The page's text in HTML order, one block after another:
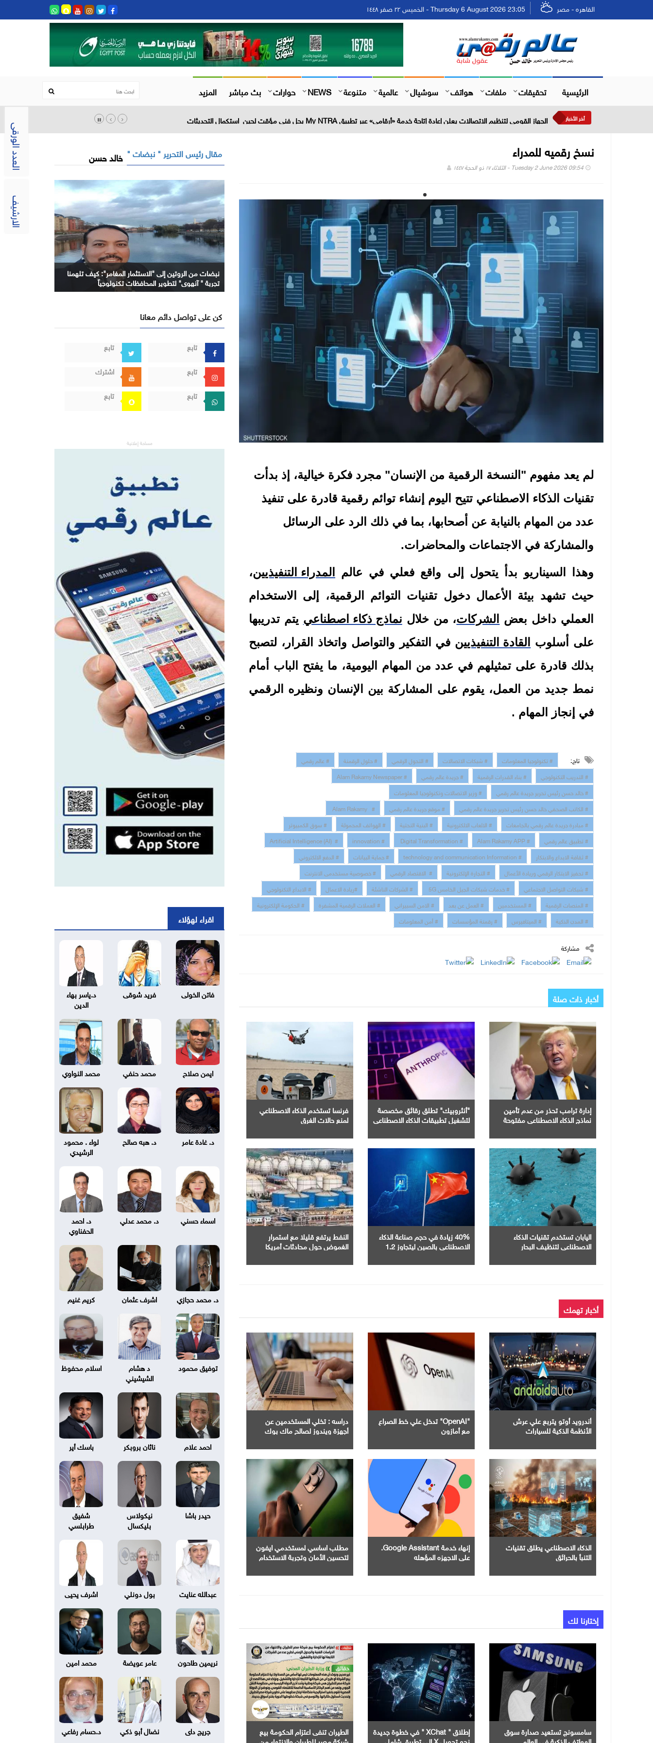
العدد الورقى
الارشيف
القاهره - مصر Thursday 6 August 2026 23:05 - الخميس ٢٢ صفر ١٤٤٨
الرئيسية تحقيقات ملفات هواتف سوشيال عالمية متنوعة NEWS حوارات بث مباشر المزيد
أخر الأخبار برجيل القابضة 757 مليون دولار نمو الإيرادات خلال النصف الأول من عام 2026
نسخ رقميه للمدراء
Tuesday 2 June 2026 09:54 - الثلاثاء ١٧ ذو الحجة ١٤٤٧
لم يعد مفهوم "النسخة الرقمية من الإنسان" مجرد فكرة خيالية، إذ بدأت
تقنيات الذكاء الاصطناعي تتيح اليوم إنشاء توائم رقمية قادرة على تنفيذ
عدد من المهام بالنيابة عن أصحابها، بما في ذلك الرد على الرسائل
والمشاركة في الاجتماعات والمحاضرات.
وهذا السيناريو بدأ يتحول إلى واقع فعلي في عالم المدراء التنفيذيين،
حيث تشهد بيئة الأعمال دخول تقنيات التوائم الرقمية، إلى الاستخدام
العملي داخل بعض
الشركات، من خلال نماذج ذكاء اصطناعي يتم تدريبها
على أسلوب
القادة التنفيذيين في التفكير والتواصل واتخاذ القرار، لتصبح
بذلك قادرة على تمثيلهم في عدد من المهام اليومية، ما يفتح الباب أمام
نمط جديد من العمل، يقوم على المشاركة بين الإنسان ونظيره الرقمي
في إنجاز المهام .
تاج: # تكنولوجيا المعلومات # شبكات الاتصالات # التحول الرقمي # حلول الرقمنة
# عالم رقمي
# التدريب التكنولوجي
# بناء القدرات الرقمية # جريدة عالم رقمي
# Alam Rakamy Newspaper
# خالد حسن رئيس تحرير جريدة عالم رقمي
# وزير الاتصالات وتكنولوجيا المعلومات
# الكاتب الصحفي خالد حسن رئيس تحرير جريدة عالم رقمي
# موقع جريدة عالم رقمي
# Alam Rakamy
# مبادرة جريدة عالم رقمي بالجامعات
# الالعاب الالكترونية # البنية التحتية # الهواتف المحمولة
# سوق الكمبيوتر
# تطبيق عالم رقمي
# Alam Rakamy APP
# Digital Transformation
# innovation
# Artificial Intelligence (AI)
# ثقافة الابداع والابتكار
# technology and communication Information # حماية البيانات
# الدفع الالكتروني
# تحفيز الابتكار الرقمي وريادة الأعمال
# التجارة الإلكترونية # الاقتصاد الرقمي
# خصوصية مستخدمى الانترنت
# شبكات التواصل الاجتماعي
# خدمات شبكات الجيل الخامس 5G # الشركات الناشئة #ريادة الاعمال
# الابداع التكنولوجي
# المنصات الرقمية
# المستخدمين # العمل عن بعد # الامن السبيراني # العملات الرقمية المشفرة
# الحكومة الإلكترونية
# المدن الذكية
# الميتافيرس # رقمنة المؤسسات # أمن المعلومات
مشاركة
أخبار ذات صلة
إدارة ترامب تحذر من عدم تأمين
نماذج الذكاء الاصطناعي مفتوحة
"أنثروبيك" تطلق رقائق مخصصة
لتشغيل تطبيقات الذكاء الاصطناعي
فرنسا تستخدم الذكاء الاصطناعي
لمنع حالات الغرق
اليابان تستخدم تقنيات الذكاء
الاصطناعي لتنظيف البحار
40% زيادة في حجم صناعة الذكاء
الاصطناعى بالصين ليتجاوز 1.2
النفط يرتفع قليلا مع استمرار
الغموض حول محادثات أمريكا
أخبار تهمك
أندرويد أوتو يتربع علي عرش
الأنظمة الذكية للسيارات
"OpenAI" تدخل علي خط الصراع
مع أمازون
دراسه : تخلي المستخدمين عن
أجهزة ويندوز لصالح ماك بوك
الذكاء الاصطناعي يطلق تقنيات
التنبأ بالحرائق
إنهاء خدمة Google Assistant.
علي الاجهزه المؤهله
مطلب اساسي لمستخدمي ايفون
لتحسين الأمان وتجربة الاستخدام
إختارنا لك
سامسونج تستعيد صدارة سوق إطلاق " XChat " في خطوة جديدة الطيران تنفى اعتزام الحكومة بيع
مقال رئيس التحرير " نبضات " خالد حسن
نبضات من الروتين إلى "الاستثمار المغامر": كيف تلهمنا
تجربة " آنهوي" لتطوير المحافظات تكنولوجياً
كن على تواصل دائم معانا
تابع
تابع
تابع
اشترك
تابع
تابع
مساحة إعلانية
اقراء لهؤلاء
فاتن الخولى فريد شوقى
د.ياسر بهاء
الدين
ايمن صلاح محمد حنفي محمد النواوي
د. غادة عامر د. هبه صالح
لواء . محمود
الرشيدي
اسماء حسني د. محمد عدلي
د. احمد
الحفناوي
د. محمد حجازي اشرف عثمان كريم غنيم
توفيق محمود
د هشام
الشيشيني
اسلام محفوظ
احمد علام ناثان بروبكر باسك أير
حيدر باشا
نيكولاس
بليكسال
شفيق
طرابلسي
عبدالله عنايت بول دونلي اشرف يحيى
نريمين طاحون عامر عويضة محمد امين
جريج داى نضال أبو ذكي د.حسام رفاعي